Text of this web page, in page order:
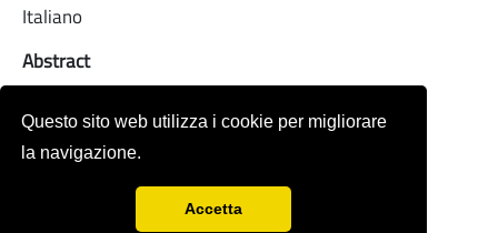
Questo sito web utilizza i cookie per migliorare
la navigazione.
Accetta
Italiano
Abstract
n.d.
Full-text